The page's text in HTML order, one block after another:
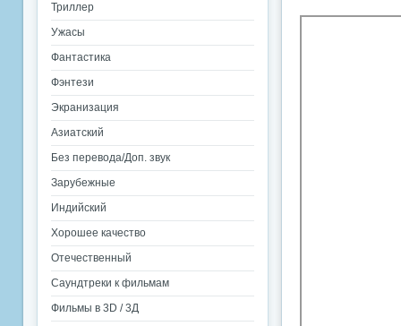
Триллер
Ужасы
Фантастика
Фэнтези
Экранизация
Азиатский
Без перевода/Доп. звук
Зарубежные
Индийский
Хорошее качество
Отечественный
Саундтреки к фильмам
Фильмы в 3D / 3Д